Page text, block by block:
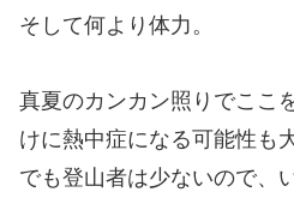
そして何より体力。
真夏のカンカン照りでここ
けに熱中症になる可能性も
でも登山者は少ないので、